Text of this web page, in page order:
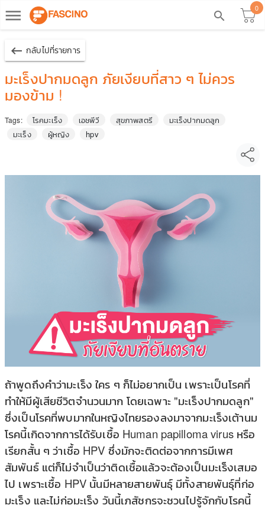
dehaze search
0
keyboard_backspace กลับไปที่รายการ
มะเร็งปากมดลูก ภัยเงียบที่สาว ๆ ไม่ควร
มองข้าม !
Tags: โรคมะเร็ง เอชพีวี สุขภาพสตรี
มะเร็งปากมดลูก
มะเร็ง
ผู้หญิง hpv
ถ้าพูดถึงคำว่ามะเร็ง ใคร ๆ ก็ไม่อยากเป็น เพราะเป็นโรคที่
ทำให้มีผู้เสียชีวิตจำนวนมาก โดยเฉพาะ "มะเร็งปากมดลูก"
ซึ่งเป็นโรคที่พบมากในหญิงไทยรองลงมาจากมะเร็งเต้านม
โรคนี้เกิดจากการได้รับเชื้อ Human papilloma virus หรือ
เรียกสั้น ๆ ว่าเชื้อ HPV ซึ่งมักจะติดต่อจากการมีเพศ
สัมพันธ์ แต่ก็ไม่จำเป็นว่าติดเชื้อแล้วจะต้องเป็นมะเร็งเสมอ
ไป เพราะเชื้อ HPV นั้นมีหลายสายพันธุ์ มีทั้งสายพันธุ์ที่ก่อ
มะเร็ง และไม่ก่อมะเร็ง วันนี้เภสัชกรจะชวนไปรู้จักกับโรคนี้